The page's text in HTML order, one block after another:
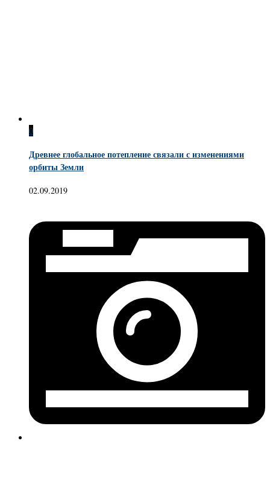
0
Древнее глобальное потепление связали с изменениями
орбиты Земли
02.09.2019